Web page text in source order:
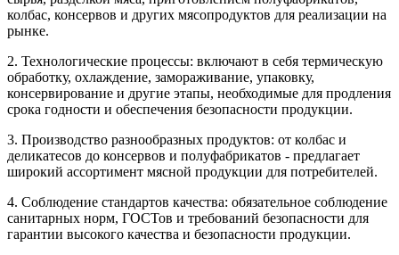
колбас, консервов и других мясопродуктов для реализации на
рынке.
2. Технологические процессы: включают в себя термическую
обработку, охлаждение, замораживание, упаковку,
консервирование и другие этапы, необходимые для продления
срока годности и обеспечения безопасности продукции.
3. Производство разнообразных продуктов: от колбас и
деликатесов до консервов и полуфабрикатов - предлагает
широкий ассортимент мясной продукции для потребителей.
4. Соблюдение стандартов качества: обязательное соблюдение
санитарных норм, ГОСТов и требований безопасности для
гарантии высокого качества и безопасности продукции.